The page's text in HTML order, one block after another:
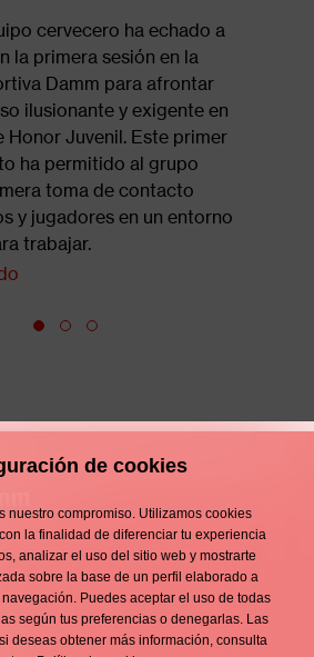
cervecero ha echado a
la primera sesión en la
Damm para afrontar
ilusionante y exigente en
Honor Juvenil. Este primer
ha permitido al grupo
toma de contacto
y jugadores en un entorno
trabajar.
de cookies
nuestro compromiso. Utilizamos cookies
la finalidad de diferenciar tu experiencia
analizar el uso del sitio web y mostrarte
sobre la base de un perfil elaborado a
Puedes aceptar el uso de todas
según tus preferencias o denegarlas. Las
deseas obtener más información, consulta